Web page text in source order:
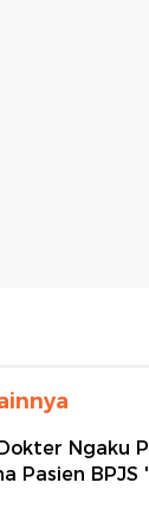
Ngaku
Pasien BPJS